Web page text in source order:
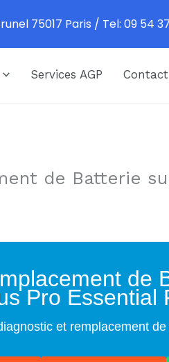
Services AGP Contact
de Batterie
de
Pro Essential
et remplacement
75017 Paris / Tel: 09 54